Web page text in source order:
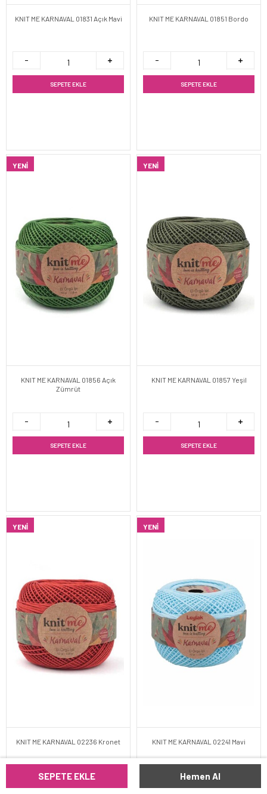
SEPETE EKLE Hemen Al
KNIT ME KARNAVAL 01831 Açık Mavi
SEPETE EKLE
KNIT ME KARNAVAL 01851 Bordo
SEPETE EKLE
YENI
KNIT ME KARNAVAL 01856 Açık
Zümrüt
SEPETE EKLE
YENI
KNIT ME KARNAVAL 01857 Yeşil
SEPETE EKLE
YENI
KNIT ME KARNAVAL 02236 Kronet
YENI
KNIT ME KARNAVAL 02241 Mavi